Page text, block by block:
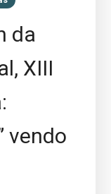
da
XIII
vendo